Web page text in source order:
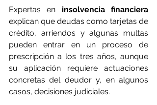
Expertas en insolvencia financiera
explican que deudas como tarjetas de
crédito, arriendos y algunas multas
pueden entrar en un proceso de
prescripción a los tres años, aunque
su aplicación requiere actuaciones
concretas del deudor y, en algunos
casos, decisiones judiciales.